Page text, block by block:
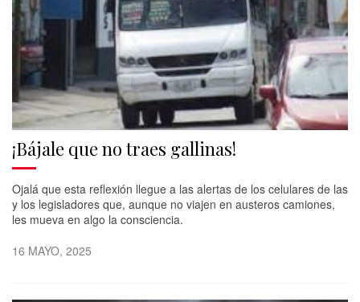
¡Bájale que no traes gallinas!
Ojalá que esta reflexión llegue a las alertas de los celulares de las
y los legisladores que, aunque no viajen en austeros camiones,
les mueva en algo la consciencia.
16 MAYO, 2025